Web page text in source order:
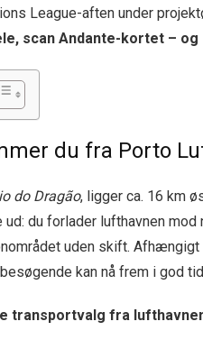
League-aften under
scan Andante-kortet –
du fra Porto
do Dragão, ligger ca. 16 km
du forlader lufthavnen
uden skift.
kan nå frem i god
transportvalg fra